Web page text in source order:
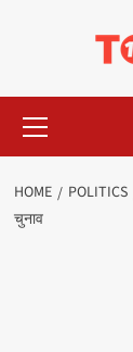
Menu
HOME POLITICS
चुनाव